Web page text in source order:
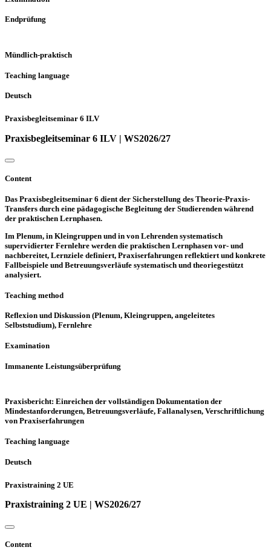
Endprüfung
Mündlich-praktisch
Teaching language
Deutsch
Praxisbegleitseminar 6 ILV
Praxisbegleitseminar 6 ILV | WS2026/27
Content
Das Praxisbegleitseminar 6 dient der Sicherstellung des Theorie-Praxis-
Transfers durch eine pädagogische Begleitung der Studierenden während
der praktischen Lernphasen.
Im Plenum, in Kleingruppen und in von Lehrenden systematisch
supervidierter Fernlehre werden die praktischen Lernphasen vor- und
nachbereitet, Lernziele definiert, Praxiserfahrungen reflektiert und konkrete
Fallbeispiele und Betreuungsverläufe systematisch und theoriegestützt
analysiert.
Teaching method
Reflexion und Diskussion (Plenum, Kleingruppen, angeleitetes
Selbststudium), Fernlehre
Examination
Immanente Leistungsüberprüfung
Praxisbericht: Einreichen der vollständigen Dokumentation der
Mindestanforderungen, Betreuungsverläufe, Fallanalysen, Verschriftlichung
von Praxiserfahrungen
Teaching language
Deutsch
Praxistraining 2 UE
Praxistraining 2 UE | WS2026/27
Content